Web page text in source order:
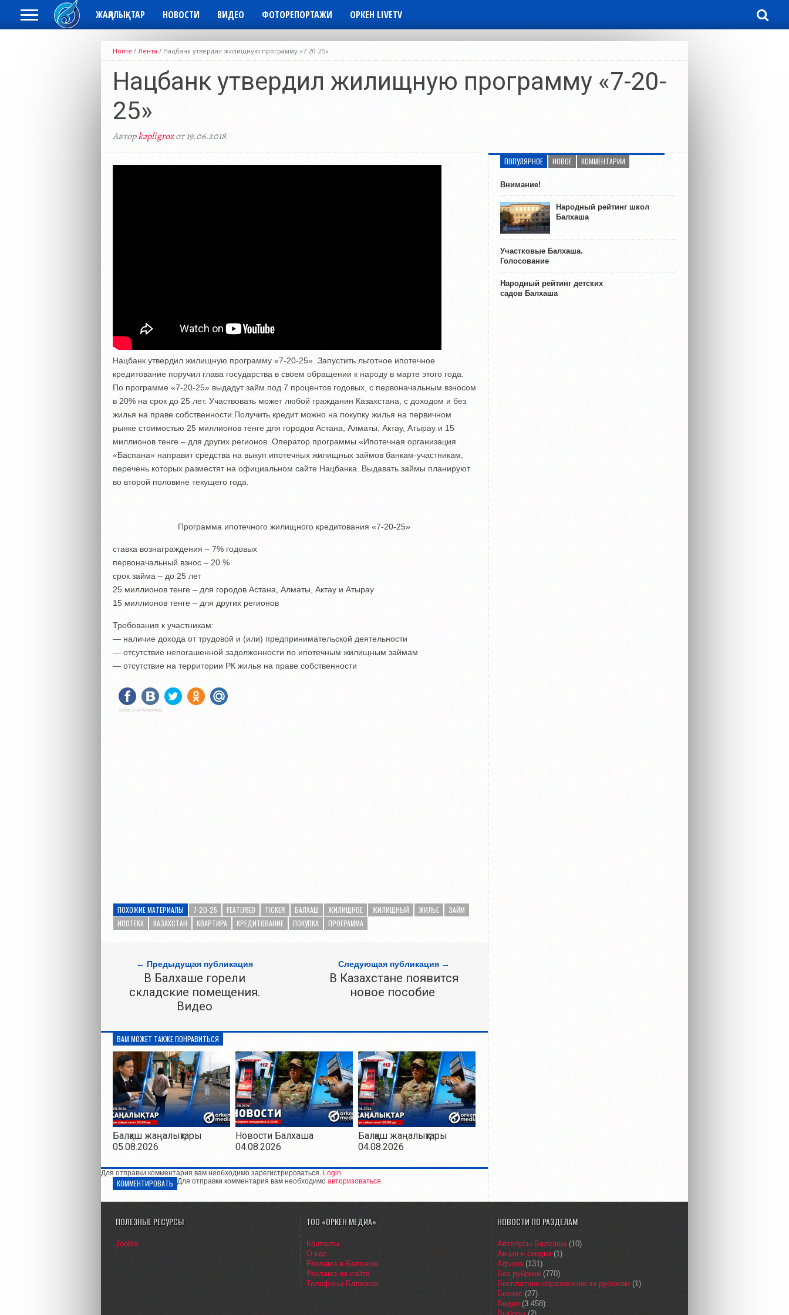
ЖАҢАЛЫҚТАР НОВОСТИ ВИДЕО ФОТОРЕПОРТАЖИ ОРКЕН LIVETV
Home / Лента / Нацбанк утвердил жилищную программу «7-20-25»
Нацбанк утвердил жилищную программу «7-20-
25»
Авторkapligrozот 19.06.2018
Нацбанк утвердил жилищную программу «7-20-25». Запустить льготное ипотечное
кредитование поручил глава государства в своем обращении к народу в марте этого года.
По программе «7-20-25» выдадут займ под 7 процентов годовых, с первоначальным взносом
в 20% на срок до 25 лет. Участвовать может любой гражданин Казахстана, с доходом и без
жилья на праве собственности.Получить кредит можно на покупку жилья на первичном
рынке стоимостью 25 миллионов тенге для городов Астана, Алматы, Актау, Атырау и 15
миллионов тенге – для других регионов. Оператор программы «Ипотечная организация
«Баспана» направит средства на выкуп ипотечных жилищных займов банкам-участникам,
перечень которых разместят на официальном сайте Нацбанка. Выдавать займы планируют
во второй половине текущего года.
Программа ипотечного жилищного кредитования «7-20-25»
ставка вознаграждения – 7% годовых
первоначальный взнос – 20 %
срок займа – до 25 лет
25 миллионов тенге – для городов Астана, Алматы, Актау и Атырау
15 миллионов тенге – для других регионов
Требования к участникам:
— наличие дохода от трудовой и (или) предпринимательской деятельности
— отсутствие непогашенной задолженности по ипотечным жилищным займам
— отсутствие на территории РК жилья на праве собственности
Social Like WordPress
ПОХОЖИЕ МАТЕРИАЛЫ 7-20-25 FEATURED TICKER БАЛХАШ ЖИЛИЩНОЕ ЖИЛИЩНЫЙ ЖИЛЬЕ
ЗАЙМ
ИПОТЕКА
КАЗАХСТАН КВАРТИРА КРЕДИТОВАНИЕ ПОКУПКА ПРОГРАММА
← Предыдущая публикация
В Балхаше горели
складские помещения.
Видео
Следующая публикация →
В Казахстане появится
новое пособие
ВАМ МОЖЕТ ТАКЖЕ ПОНРАВИТЬСЯ
Балқаш жаңалықтары
05.08.2026
Новости Балхаша
04.08.2026
Балқаш жаңалықтары
04.08.2026
Для отправки комментария вам необходимо зарегистрироваться. Login
КОММЕНТИРОВАТЬ Для отправки комментария вам необходимо авторизоваться.
ПОПУЛЯРНОЕ НОВОЕ КОММЕНТАРИИ
Внимание!
Народный рейтинг школ
Балхаша
Участковые Балхаша.
Голосование
Народный рейтинг детских
садов Балхаша
ПОЛЕЗНЫЕ РЕСУРСЫ
Jooble
ТОО «ОРКЕН МЕДИА»
Контакты
О нас
Реклама в Балхаше
Реклама на сайте
Телефоны Балхаша
НОВОСТИ ПО РАЗДЕЛАМ
Автобусы Балхаша(10)
Акции и скидки (1)
Афиша(131)
Без рубрики (770)
Бесплатное образование за рубежом (1)
Бизнес (27)
Видео (3 458)